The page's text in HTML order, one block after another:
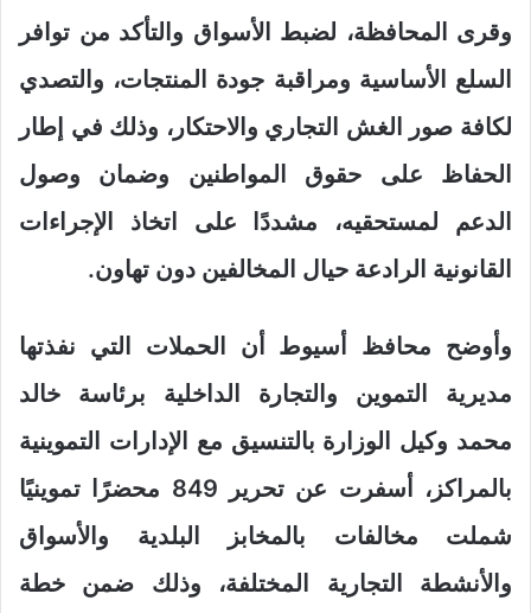
وقرى المحافظة، لضبط الأسواق والتأكد من توافر
السلع الأساسية ومراقبة جودة المنتجات، والتصدي
لكافة صور الغش التجاري والاحتكار، وذلك في إطار
الحفاظ على حقوق المواطنين وضمان وصول
الدعم لمستحقيه، مشددًا على اتخاذ الإجراءات
القانونية الرادعة حيال المخالفين دون تهاون.
وأوضح محافظ أسيوط أن الحملات التي نفذتها
مديرية التموين والتجارة الداخلية برئاسة خالد
محمد وكيل الوزارة بالتنسيق مع الإدارات التموينية
بالمراكز، أسفرت عن تحرير 849 محضرًا تموينيًا
شملت مخالفات بالمخابز البلدية والأسواق
والأنشطة التجارية المختلفة، وذلك ضمن خطة